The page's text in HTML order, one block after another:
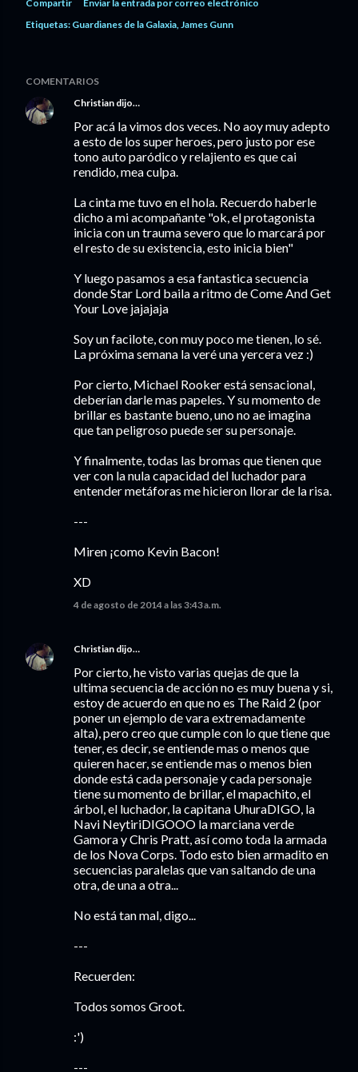
Compartir
Enviar la entrada por correo electrónico
Etiquetas: Guardianes de la Galaxia James Gunn
COMENTARIOS
Christian dijo…
Por acá la vimos dos veces. No aoy muy adepto
a esto de los super heroes, pero justo por ese
tono auto paródico y relajiento es que cai
rendido, mea culpa.
La cinta me tuvo en el hola. Recuerdo haberle
dicho a mi acompañante "ok, el protagonista
inicia con un trauma severo que lo marcará por
el resto de su existencia, esto inicia bien"
Y luego pasamos a esa fantastica secuencia
donde Star Lord baila a ritmo de Come And Get
Your Love jajajaja
Soy un facilote, con muy poco me tienen, lo sé.
La próxima semana la veré una yercera vez :)
Por cierto, Michael Rooker está sensacional,
deberían darle mas papeles. Y su momento de
brillar es bastante bueno, uno no ae imagina
que tan peligroso puede ser su personaje.
Y finalmente, todas las bromas que tienen que
ver con la nula capacidad del luchador para
entender metáforas me hicieron llorar de la risa.
---
Miren ¡como Kevin Bacon!
XD
4 de agosto de 2014 a las 3:43 a.m.
Christian dijo…
Por cierto, he visto varias quejas de que la
ultima secuencia de acción no es muy buena y si,
estoy de acuerdo en que no es The Raid 2 (por
poner un ejemplo de vara extremadamente
alta), pero creo que cumple con lo que tiene que
tener, es decir, se entiende mas o menos que
quieren hacer, se entiende mas o menos bien
donde está cada personaje y cada personaje
tiene su momento de brillar, el mapachito, el
árbol, el luchador, la capitana UhuraDIGO, la
Navi NeytiriDIGOOO la marciana verde
Gamora y Chris Pratt, así como toda la armada
de los Nova Corps. Todo esto bien armadito en
secuencias paralelas que van saltando de una
otra, de una a otra...
No está tan mal, digo...
---
Recuerden:
Todos somos Groot.
:')
---